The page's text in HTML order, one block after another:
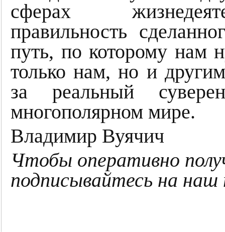
сферах
правильность
путь, по которому нам
только нам, но и
за реальный
многополярном мире.
Владимир Вуячич
Чтобы оперативно
подписывайтесь на